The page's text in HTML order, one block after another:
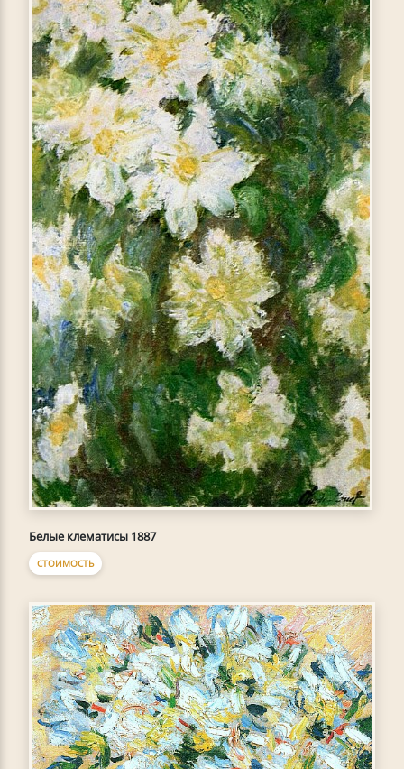
Белые клематисы 1887
СТОИМОСТЬ